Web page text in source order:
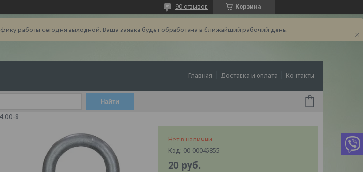
Корзина
90 отзывов
работы сегодня выходной. Ваша заявка будет обработана в ближайший рабочий день.
Главная Доставка и оплата Контакты
Найти
8
Нет в наличии
Код: 00-00045855
20 руб.